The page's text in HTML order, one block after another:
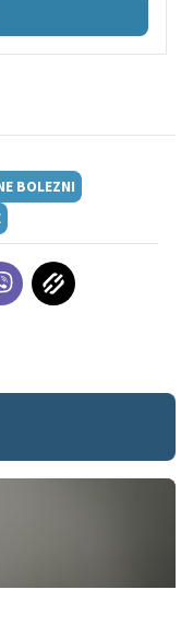
BOLEZNI